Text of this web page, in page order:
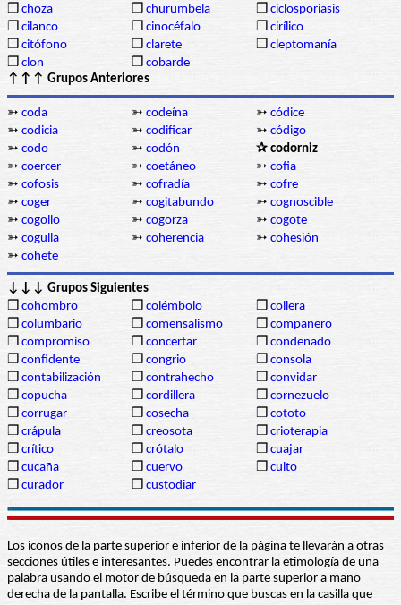
❒ choza ❒ churumbela ❒ ciclosporiasis
❒ cilanco ❒ cinocéfalo ❒ cirílico
❒ citófono ❒ clarete ❒ cleptomanía
❒ clon ❒ cobarde
↑↑↑ Grupos Anteriores
➳ coda ➳ codeína ➳ códice
➳ codicia ➳ codificar ➳ código
➳ codo ➳ codón
✰ codorniz
➳ coercer ➳ coetáneo ➳ cofia
➳ cofosis ➳ cofradía ➳ cofre
➳ coger ➳ cogitabundo ➳ cognoscible
➳ cogollo ➳ cogorza ➳ cogote
➳ cogulla ➳ coherencia ➳ cohesión
➳ cohete
↓↓↓ Grupos Siguientes
❒ cohombro ❒ colémbolo ❒ collera
❒ columbario ❒ comensalismo ❒ compañero
❒ compromiso ❒ concertar ❒ condenado
❒ confidente ❒ congrio ❒ consola
❒ contabilización ❒ contrahecho ❒ convidar
❒ copucha ❒ cordillera ❒ cornezuelo
❒ corrugar ❒ cosecha ❒ cototo
❒ crápula ❒ creosota ❒ crioterapia
❒ crítico ❒ crótalo ❒ cuajar
❒ cucaña ❒ cuervo ❒ culto
❒ curador ❒ custodiar
Los iconos de la parte superior e inferior de la página te llevarán a otras
secciones útiles e interesantes. Puedes encontrar la etimología de una
palabra usando el motor de búsqueda en la parte superior a mano
derecha de la pantalla. Escribe el término que buscas en la casilla que